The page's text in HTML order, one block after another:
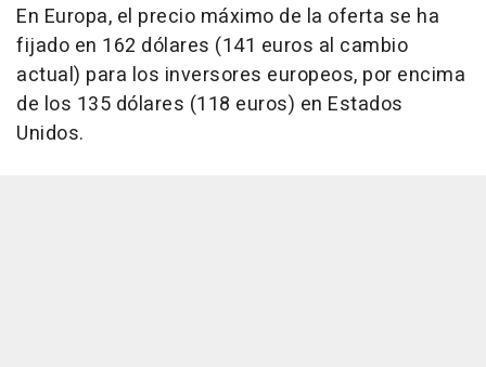
En Europa, el precio máximo de la oferta se ha
fijado en 162 dólares (141 euros al cambio
actual) para los inversores europeos, por encima
de los 135 dólares (118 euros) en Estados
Unidos.